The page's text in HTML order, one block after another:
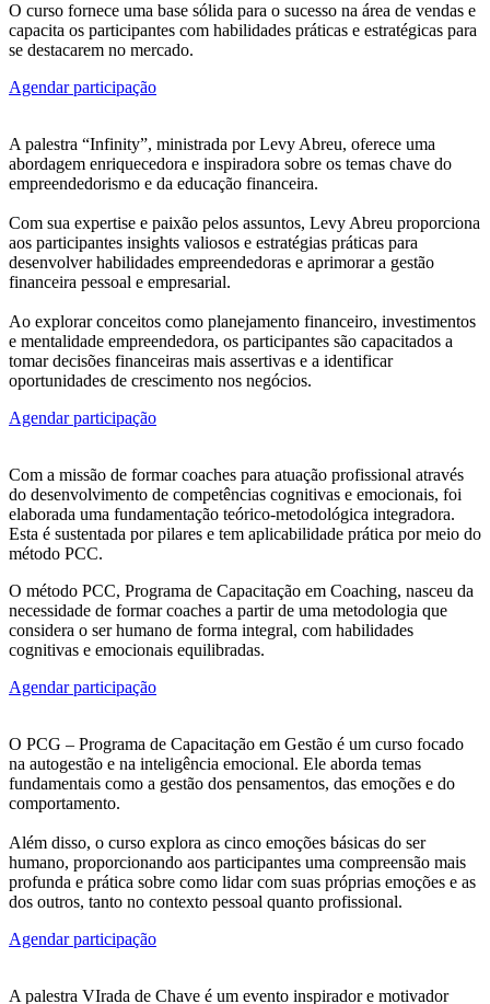
O curso fornece uma base sólida para o sucesso na área de vendas e
capacita os participantes com habilidades práticas e estratégicas para
se destacarem no mercado.
Agendar participação
A palestra “Infinity”, ministrada por Levy Abreu, oferece uma
abordagem enriquecedora e inspiradora sobre os temas chave do
empreendedorismo e da educação financeira.
Com sua expertise e paixão pelos assuntos, Levy Abreu proporciona
aos participantes insights valiosos e estratégias práticas para
desenvolver habilidades empreendedoras e aprimorar a gestão
financeira pessoal e empresarial.
Ao explorar conceitos como planejamento financeiro, investimentos
e mentalidade empreendedora, os participantes são capacitados a
tomar decisões financeiras mais assertivas e a identificar
oportunidades de crescimento nos negócios.
Agendar participação
Com a missão de formar coaches para atuação profissional através
do desenvolvimento de competências cognitivas e emocionais, foi
elaborada uma fundamentação teórico-metodológica integradora.
Esta é sustentada por pilares e tem aplicabilidade prática por meio do
método PCC.
O método PCC, Programa de Capacitação em Coaching, nasceu da
necessidade de formar coaches a partir de uma metodologia que
considera o ser humano de forma integral, com habilidades
cognitivas e emocionais equilibradas.
Agendar participação
O PCG – Programa de Capacitação em Gestão é um curso focado
na autogestão e na inteligência emocional. Ele aborda temas
fundamentais como a gestão dos pensamentos, das emoções e do
comportamento.
Além disso, o curso explora as cinco emoções básicas do ser
humano, proporcionando aos participantes uma compreensão mais
profunda e prática sobre como lidar com suas próprias emoções e as
dos outros, tanto no contexto pessoal quanto profissional.
Agendar participação
A palestra VIrada de Chave é um evento inspirador e motivador